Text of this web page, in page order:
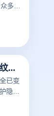
多用
的账
，如
保护隐私与数据安全：防关联指纹浏览器的重要性
已变
隐